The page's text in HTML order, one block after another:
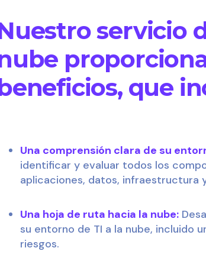
servicio
que
Una comprensión clara de su
identificar y evaluar todos los
aplicaciones, datos, infraestructura
Una hoja de ruta hacia la nube:
su entorno de TI a la nube, incluido
riesgos.